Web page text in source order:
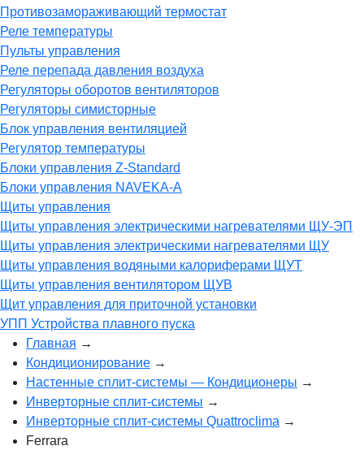
Противозамораживающий термостат
Реле температуры
Пульты управления
Реле перепада давления воздуха
Регуляторы оборотов вентиляторов
Регуляторы симисторные
Блок управления вентиляцией
Регулятор температуры
Блоки управления Z-Standard
Блоки управления NAVEKA-A
Щиты управления
Щиты управления электрическими нагревателями ЩУ-ЭП
Щиты управления электрическими нагревателями ЩУ
Щиты управления водяными калориферами ЩУТ
Щиты управления вентилятором ЩУВ
Щит управления для приточной установки
УПП Устройства плавного пуска
Главная →
Кондиционирование →
Настенные cплит-системы — Кондиционеры →
Инверторные сплит-системы →
Инверторные сплит-системы Quattroclima →
Ferrara